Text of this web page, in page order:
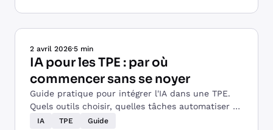
2 avril 2026·5 min
IA pour les TPE : par où
commencer sans se noyer
Guide pratique pour intégrer l'IA dans une TPE.
Quels outils choisir, quelles tâches automatiser en
premier, et les erreurs à éviter.
IA TPE Guide